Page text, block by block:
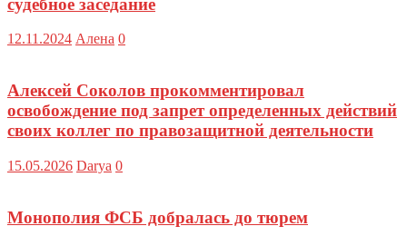
судебное заседание
12.11.2024 Алена 0
Алексей Соколов прокомментировал
освобождение под запрет определенных действий
своих коллег по правозащитной деятельности
15.05.2026 Darya 0
Монополия ФСБ добралась до тюрем